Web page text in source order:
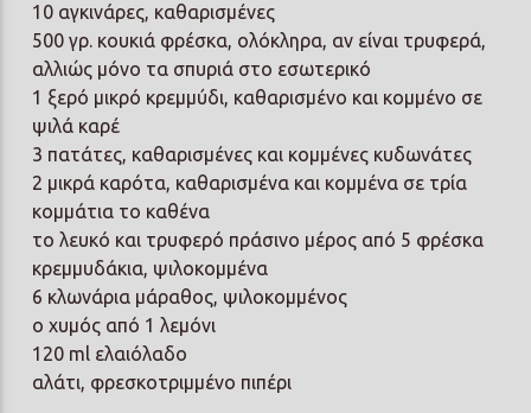
10 αγκινάρες, καθαρισμένες
500 γρ. κουκιά φρέσκα, ολόκληρα, αν είναι τρυφερά,
αλλιώς μόνο τα σπυριά στο εσωτερικό
1 ξερό μικρό κρεμμύδι, καθαρισμένο και κομμένο σε
ψιλά καρέ
3 πατάτες, καθαρισμένες και κομμένες κυδωνάτες
2 μικρά καρότα, καθαρισμένα και κομμένα σε τρία
κομμάτια το καθένα
το λευκό και τρυφερό πράσινο μέρος από 5 φρέσκα
κρεμμυδάκια, ψιλοκομμένα
6 κλωνάρια μάραθος, ψιλοκομμένος
ο χυμός από 1 λεμόνι
120 ml ελαιόλαδο
αλάτι, φρεσκοτριμμένο πιπέρι